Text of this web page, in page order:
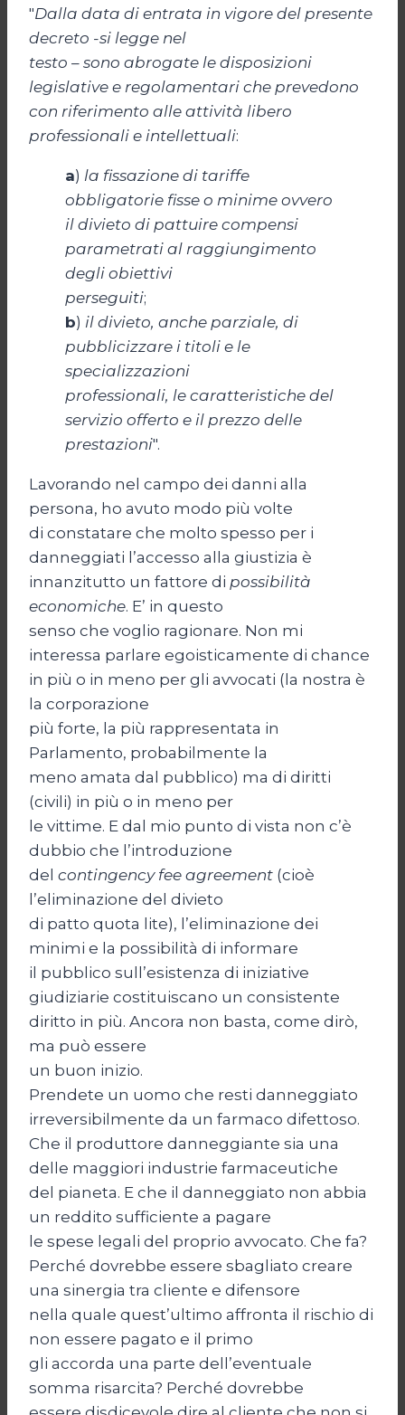
"Dalla data di entrata in vigore del presente
decreto -si legge nel
testo – sono abrogate le disposizioni
legislative e regolamentari che prevedono
con riferimento alle attività libero
professionali e intellettuali:
a) la fissazione di tariffe
obbligatorie fisse o minime ovvero
il divieto di pattuire compensi
parametrati al raggiungimento
degli obiettivi
perseguiti;
b) il divieto, anche parziale, di
pubblicizzare i titoli e le
specializzazioni
professionali, le caratteristiche del
servizio offerto e il prezzo delle
prestazioni".
Lavorando nel campo dei danni alla
persona, ho avuto modo più volte
di constatare che molto spesso per i
danneggiati l’accesso alla giustizia è
innanzitutto un fattore di possibilità
economiche. E’ in questo
senso che voglio ragionare. Non mi
interessa parlare egoisticamente di chance
in più o in meno per gli avvocati (la nostra è
la corporazione
più forte, la più rappresentata in
Parlamento, probabilmente la
meno amata dal pubblico) ma di diritti
(civili) in più o in meno per
le vittime. E dal mio punto di vista non c’è
dubbio che l’introduzione
del contingency fee agreement (cioè
l’eliminazione del divieto
di patto quota lite), l’eliminazione dei
minimi e la possibilità di informare
il pubblico sull’esistenza di iniziative
giudiziarie costituiscano un consistente
diritto in più. Ancora non basta, come dirò,
ma può essere
un buon inizio.
Prendete un uomo che resti danneggiato
irreversibilmente da un farmaco difettoso.
Che il produttore danneggiante sia una
delle maggiori industrie farmaceutiche
del pianeta. E che il danneggiato non abbia
un reddito sufficiente a pagare
le spese legali del proprio avvocato. Che fa?
Perché dovrebbe essere sbagliato creare
una sinergia tra cliente e difensore
nella quale quest’ultimo affronta il rischio di
non essere pagato e il primo
gli accorda una parte dell’eventuale
somma risarcita? Perché dovrebbe